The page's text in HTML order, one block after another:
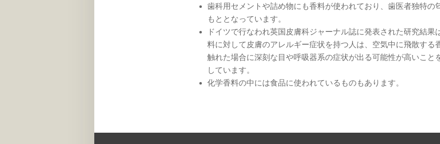
歯科用セメントや詰め物にも香料が使われており、歯医者独特の
もととなっています。
ドイツで行なわれ英国皮膚科ジャーナル誌に発表された研究結果
料に対して皮膚のアレルギー症状を持つ人は、空気中に飛散する
触れた場合に深刻な目や呼吸器系の症状が出る可能性が高いこと
しています。
化学香料の中には食品に使われているものもあります。